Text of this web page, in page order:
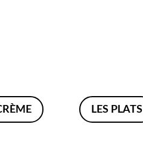
LES PLATS